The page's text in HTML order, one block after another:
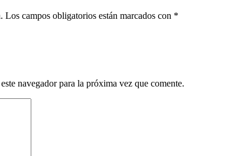
Los campos obligatorios están marcados con *
navegador para la próxima vez que comente.